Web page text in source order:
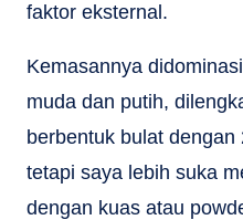
faktor eksternal.
Kemasannya
muda dan putih,
berbentuk bulat
tetapi saya lebih suka
dengan kuas atau